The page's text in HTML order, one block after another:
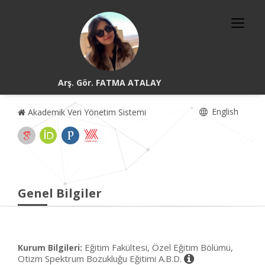
Arş. Gör. FATMA ATALAY
Akademik Veri Yönetim Sistemi English
Genel Bilgiler
Kurum Bilgileri: Eğitim Fakültesi, Özel Eğitim Bölümü,
Otizm Spektrum Bozukluğu Eğitimi A.B.D.